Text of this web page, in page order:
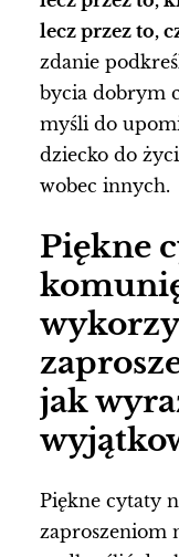
lecz przez to,
zdanie
bycia dobrym
myśli do
dziecko do
wobec innych.
Piękne
jak
Piękne cytaty
zaproszeniom